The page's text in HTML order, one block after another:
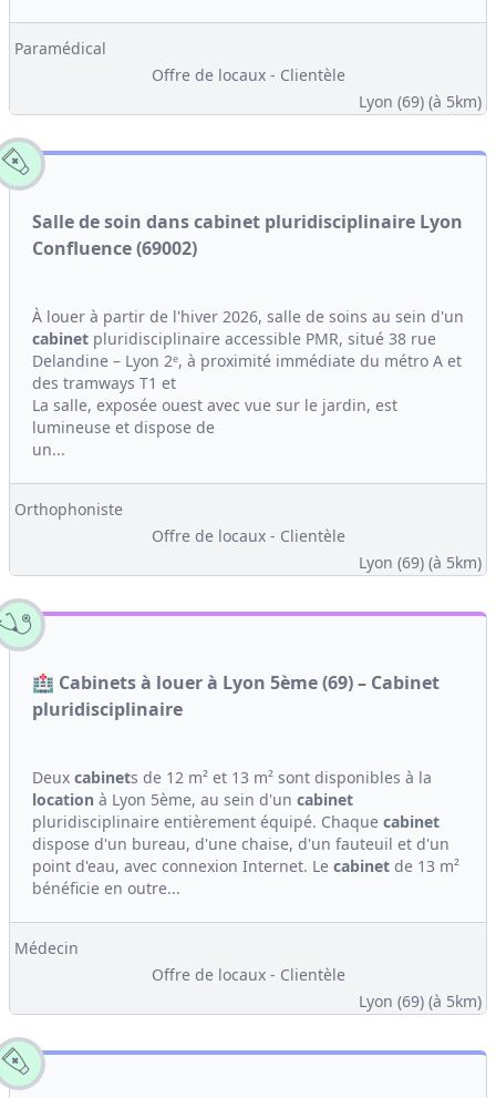
Paramédical
Offre de locaux - Clientèle
Lyon (69) (à 5km)
Salle de soin dans cabinet pluridisciplinaire Lyon
Confluence (69002)
À louer à partir de l'hiver 2026, salle de soins au sein d'un
cabinet pluridisciplinaire accessible PMR, situé 38 rue
Delandine – Lyon 2ᵉ, à proximité immédiate du métro A et
des tramways T1 et
La salle, exposée ouest avec vue sur le jardin, est
lumineuse et dispose de
un...
Orthophoniste
Offre de locaux - Clientèle
Lyon (69) (à 5km)
🏥 Cabinets à louer à Lyon 5ème (69) – Cabinet
pluridisciplinaire
Deux cabinets de 12 m² et 13 m² sont disponibles à la
location à Lyon 5ème, au sein d'un cabinet
pluridisciplinaire entièrement équipé. Chaque cabinet
dispose d'un bureau, d'une chaise, d'un fauteuil et d'un
point d'eau, avec connexion Internet. Le cabinet de 13 m²
bénéficie en outre...
Médecin
Offre de locaux - Clientèle
Lyon (69) (à 5km)